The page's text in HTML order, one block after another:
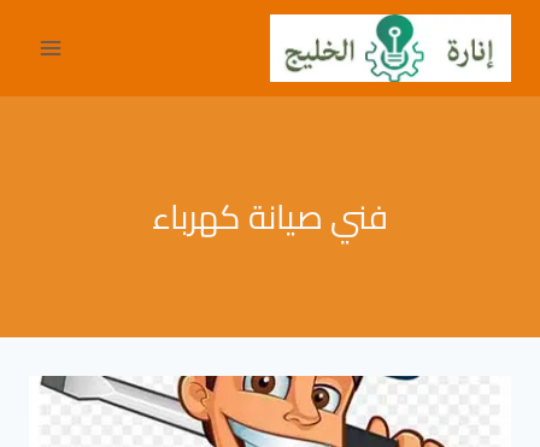
التجاوز
المحتوى
فني صيانة كهرباء